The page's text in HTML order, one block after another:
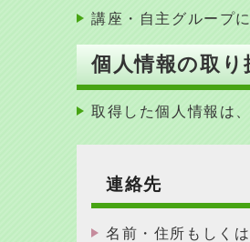
講座・自主グループ
個人情報の取
取得した個人情報は
連絡先
名前・住所もしく